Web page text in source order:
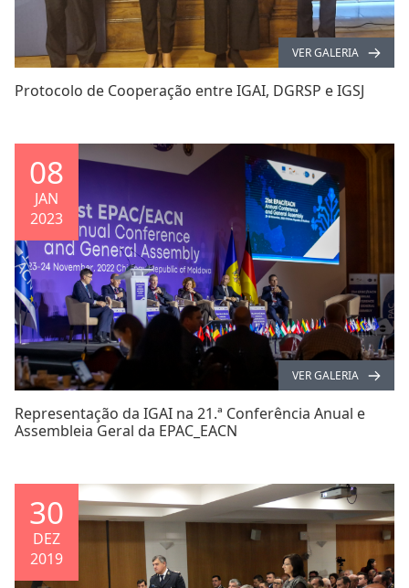
VER GALERIA
Protocolo de Cooperação entre IGAI, DGRSP e IGSJ
08
JAN
2023
VER GALERIA
Representação da IGAI na 21.ª Conferência Anual e
Assembleia Geral da EPAC_EACN
30
DEZ
2019